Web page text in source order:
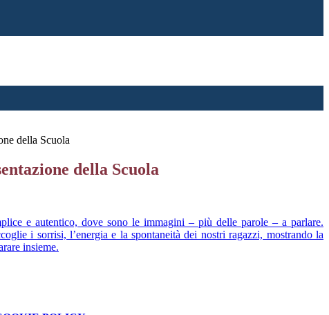
della Scuola
della Scuola
e autentico, dove sono le immagini – più delle parole – a parlare.
i sorrisi, l’energia e la spontaneità dei nostri ragazzi, mostrando la
insieme.